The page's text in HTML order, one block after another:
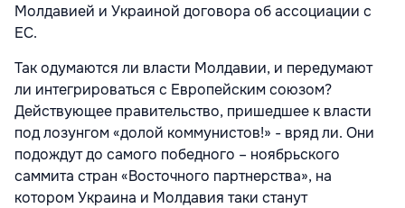
Молдавией и Украиной договора об ассоциации с
ЕС.
Так одумаются ли власти Молдавии, и передумают
ли интегрироваться с Европейским союзом?
Действующее правительство, пришедшее к власти
под лозунгом «долой коммунистов!» - вряд ли. Они
подождут до самого победного – ноябрьского
саммита стран «Восточного партнерства», на
котором Украина и Молдавия таки станут